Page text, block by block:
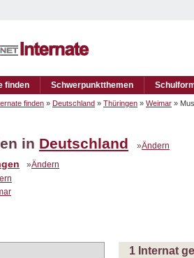
finden Schwerpunktthemen
finden » Deutschland » Thüringen » Weimar »
in Deutschland »Ändern
»Ändern
1 Internat